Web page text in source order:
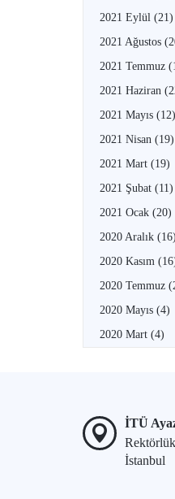
2021 Eylül (21)
2021 Ağustos
2021 Temmuz
2021 Haziran
2021 Mayıs (12)
2021 Nisan (19)
2021 Mart (19)
2021 Şubat (11)
2021 Ocak (20)
2020 Aralık (16)
2020 Kasım
2020 Temmuz
2020 Mayıs (4)
2020 Mart (4)
İTÜ
İstanbul